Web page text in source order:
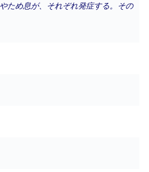
ため息が、それぞれ発症する。その